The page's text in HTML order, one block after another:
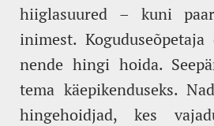
hiiglasuured – kuni
inimest.
nende hingi hoida.
tema käepikenduseks.
hingehoidjad, kes